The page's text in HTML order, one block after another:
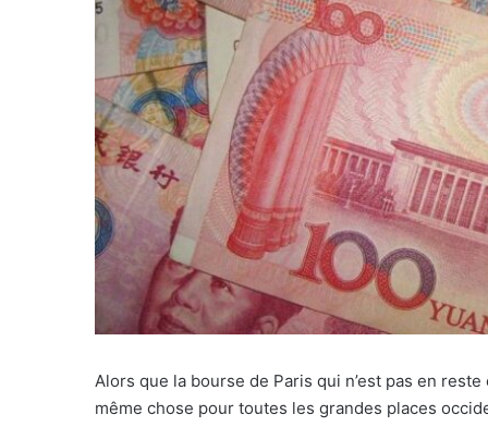
r
Alors que la bourse de Paris qui n’est pas en
même chose pour toutes les grandes places